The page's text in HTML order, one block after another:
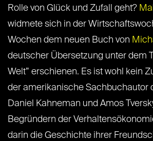
Rolle von Glück und Zufall geht?
widmete sich in der
Wochen dem neuen Buch von
deutscher Übersetzung unter dem
Welt” erschienen. Es ist wohl kein
der amerikanische Sachbuchautor
Daniel Kahneman und Amos
Begründern der
darin die Geschichte ihrer